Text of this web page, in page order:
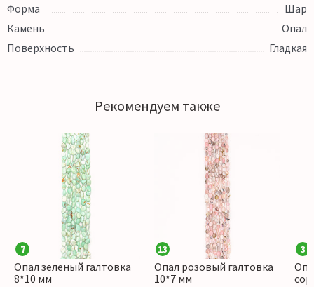
Форма
Шар
Камень
Опал
Поверхность
Гладкая
Рекомендуем также
7
Опал зеленый галтовка
8*10 мм
13
Опал розовый галтовка
10*7 мм
3